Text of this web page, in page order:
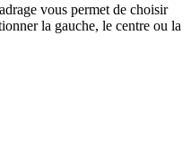
vous permet de choisir
la gauche, le centre ou la